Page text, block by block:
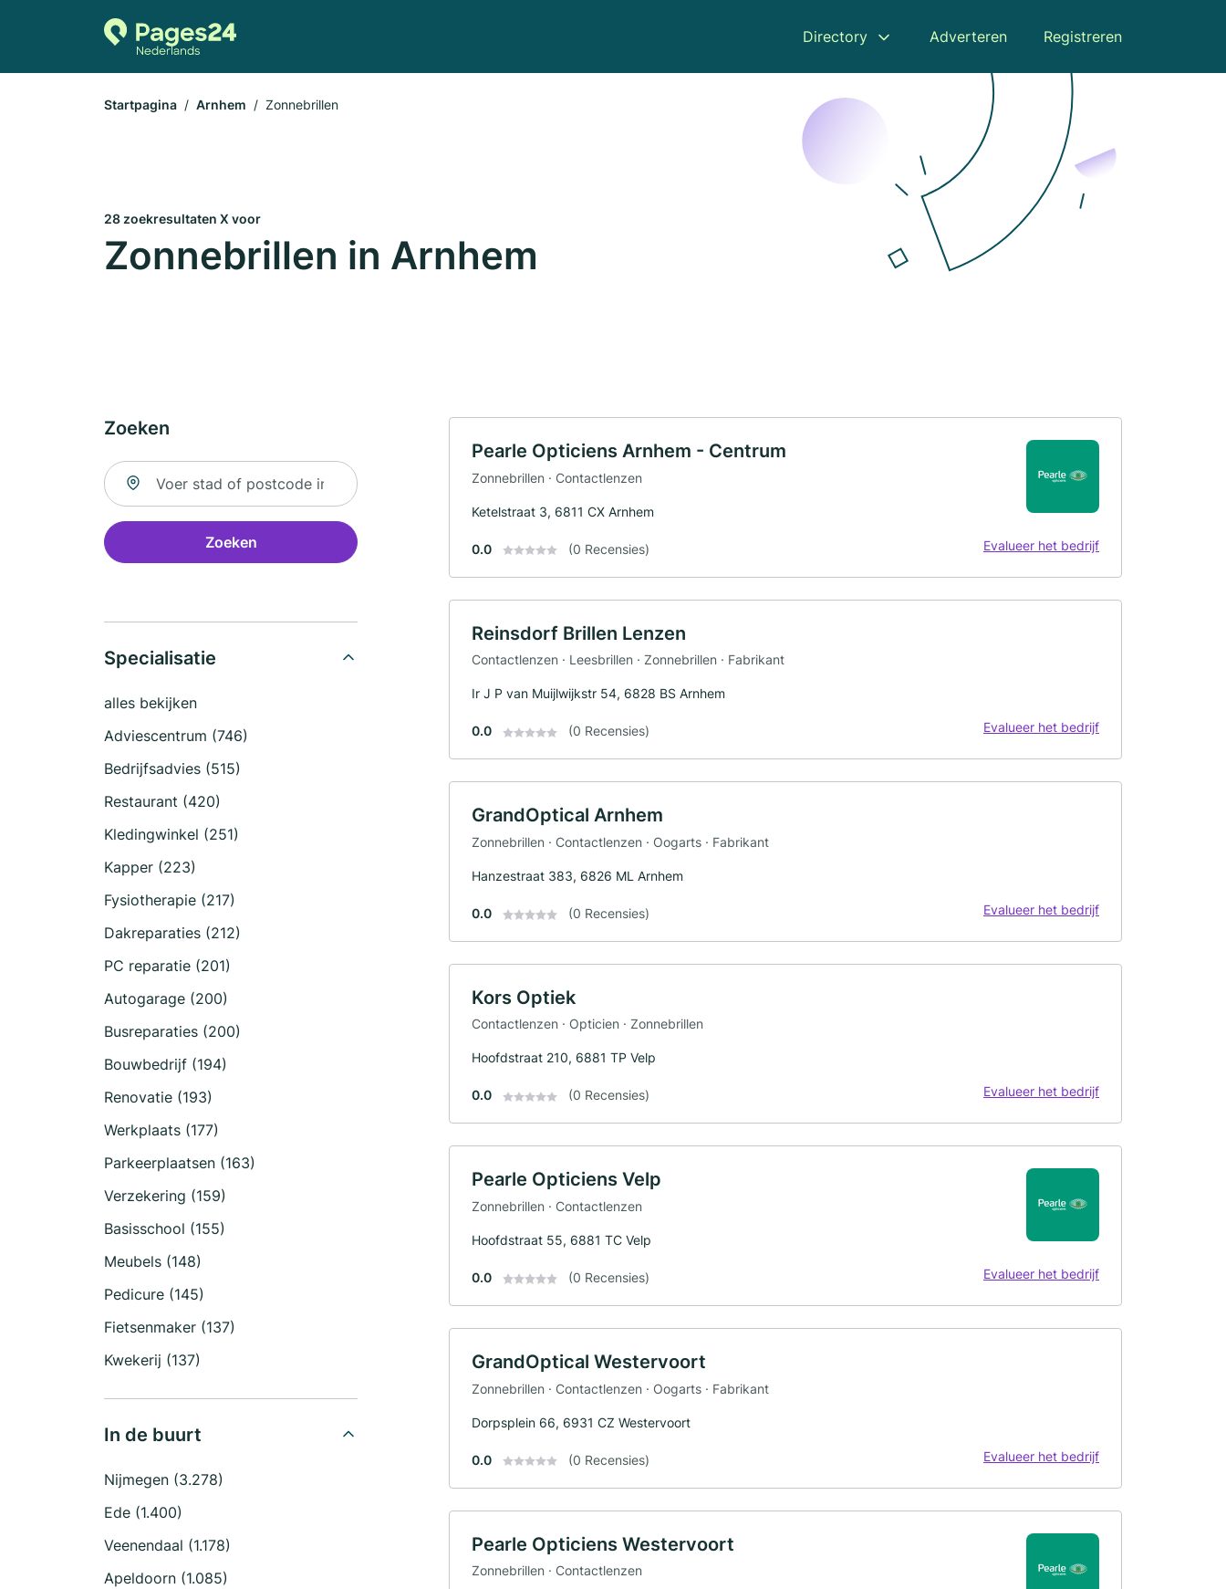
Directory Adverteren Registreren
Startpagina Arnhem Zonnebrillen
28 zoekresultaten X voor
Zonnebrillen in Arnhem
Zoeken
Zoek naar locatie
Zoeken
Specialisatie
alles bekijken
Adviescentrum (746)
Bedrijfsadvies (515)
Restaurant (420)
Kledingwinkel (251)
Kapper (223)
Fysiotherapie (217)
Dakreparaties (212)
PC reparatie (201)
Autogarage (200)
Busreparaties (200)
Bouwbedrijf (194)
Renovatie (193)
Werkplaats (177)
Parkeerplaatsen (163)
Verzekering (159)
Basisschool (155)
Meubels (148)
Pedicure (145)
Fietsenmaker (137)
Kwekerij (137)
In de buurt
Nijmegen (3.278)
Ede (1.400)
Veenendaal (1.178)
Apeldoorn (1.085)
Pearle Opticiens Arnhem - Centrum
Zonnebrillen · Contactlenzen
Ketelstraat 3, 6811 CX Arnhem
0.0 (0 Recensies) Evalueer het bedrijf
Reinsdorf Brillen Lenzen
Contactlenzen · Leesbrillen · Zonnebrillen · Fabrikant
Ir J P van Muijlwijkstr 54, 6828 BS Arnhem
0.0 (0 Recensies) Evalueer het bedrijf
GrandOptical Arnhem
Zonnebrillen · Contactlenzen · Oogarts · Fabrikant
Hanzestraat 383, 6826 ML Arnhem
0.0 (0 Recensies) Evalueer het bedrijf
Kors Optiek
Contactlenzen · Opticien · Zonnebrillen
Hoofdstraat 210, 6881 TP Velp
0.0 (0 Recensies) Evalueer het bedrijf
Pearle Opticiens Velp
Zonnebrillen · Contactlenzen
Hoofdstraat 55, 6881 TC Velp
0.0 (0 Recensies) Evalueer het bedrijf
GrandOptical Westervoort
Zonnebrillen · Contactlenzen · Oogarts · Fabrikant
Dorpsplein 66, 6931 CZ Westervoort
0.0 (0 Recensies) Evalueer het bedrijf
Pearle Opticiens Westervoort
Zonnebrillen · Contactlenzen